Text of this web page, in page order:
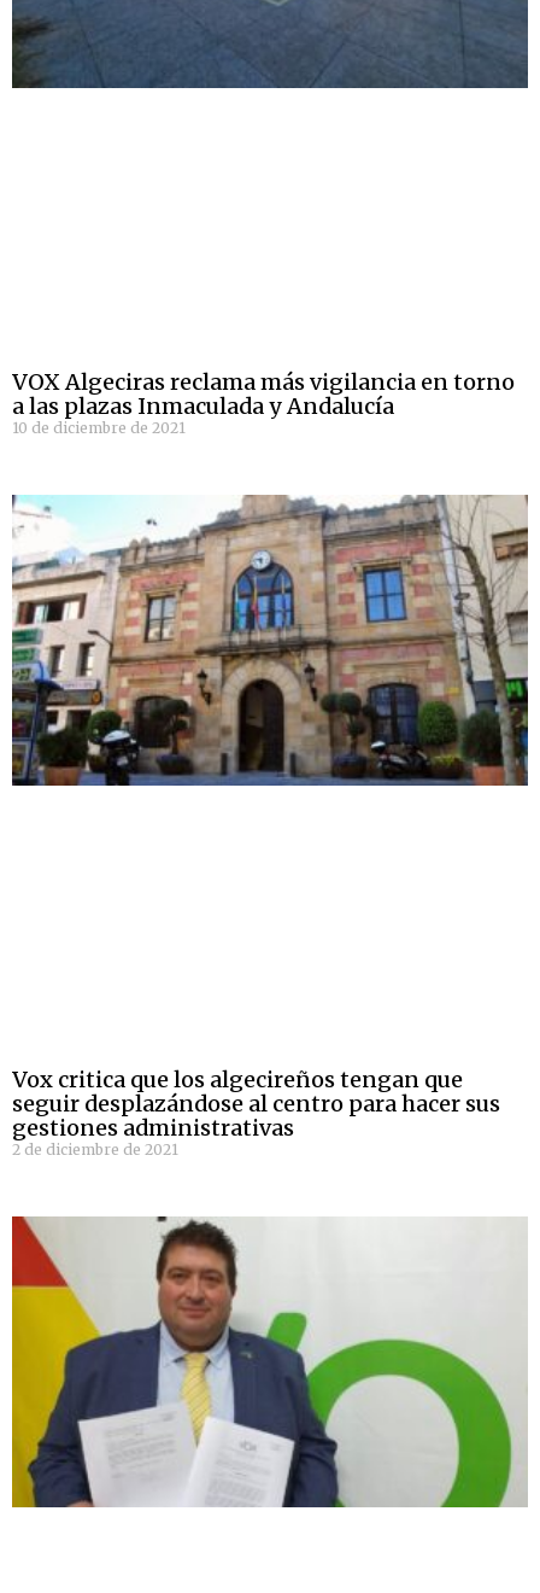
VOX Algeciras reclama más vigilancia en torno
a las plazas Inmaculada y Andalucía
10 de diciembre de 2021
Vox critica que los algecireños tengan que
seguir desplazándose al centro para hacer sus
gestiones administrativas
2 de diciembre de 2021